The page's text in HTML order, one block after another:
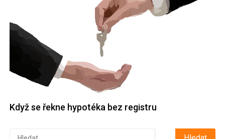
Když se řekne hypotéka bez registru
Vyhledávání